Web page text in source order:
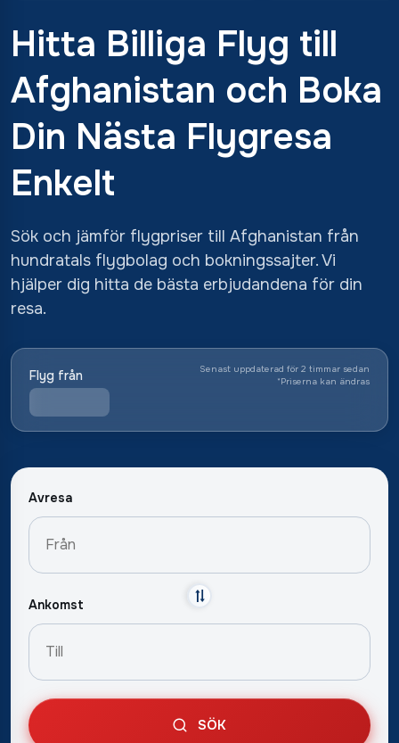
Hitta Billiga Flyg till
Afghanistan och Boka
Din Nästa Flygresa
Enkelt
Sök och jämför flygpriser till Afghanistan från
hundratals flygbolag och bokningssajter. Vi
hjälper dig hitta de bästa erbjudandena för din
resa.
Flyg från
Senast uppdaterad för 2 timmar sedan
*Priserna kan ändras
Avresa
Ankomst
SÖK